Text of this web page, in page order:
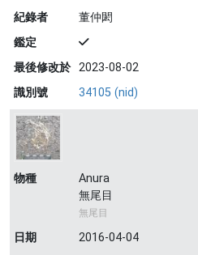
紀錄者
董仲閎
鑑定
最後修改於 2023-08-02
識別號
34105 (nid)
物種
Anura
無尾目
無尾目
日期
2016-04-04